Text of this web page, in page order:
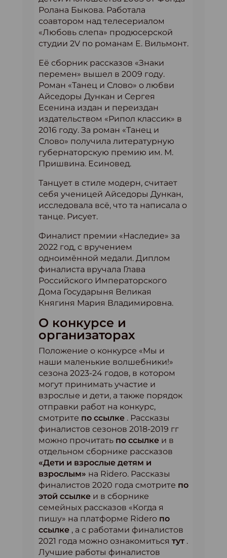
Ролана Быкова. Работала
соавтором над телесериалом
«Любовь слепа» продюсерской
студии 2V по романам Е. Вильмонт.
Её сборник рассказов «Знаки
перемен» вышел в 2009 году.
Роман «Танец и Слово» о любви
Айседоры Дункан и Сергея
Есенина издан и переиздан
издательством «Рипол классик» в
2016 году. За роман «Танец и
Слово» получила литературную
губернаторскую премию им. М.
Пришвина. Есиновед.
Танцует в стиле модерн, считает
себя ученицей Айседоры Дункан,
исследовала всё, что та написала о
танце. Рисует.
Финалист премии «Наследие» за
2022 год, с вручением
одноимённой медали. Диплом
финалиста вручала Глава
Российского Императорского
Дома Государыня Великая
Княгиня Мария Владимировна.
О конкурсе и
организаторах
Положение о конкурсе «Мы и
наши маленькие волшебники!»
сезона 2023-24 годов, в котором
могут принимать участие и
взрослые и дети, а также порядок
отправки работ на конкурс,
смотрите по ссылке . Рассказы
финалистов сезонов 2018-2019 гг
можно прочитать по ссылке и в
отдельном сборнике рассказов
«Дети и взрослые детям и
взрослым» на Ridero. Рассказы
финалистов 2020 года смотрите по
этой ссылке и в сборнике
семейных рассказов «Когда я
пишу» на платформе Ridero по
ссылке , а с работами финалистов
2021 года можно ознакомиться тут .
Лучшие работы финалистов